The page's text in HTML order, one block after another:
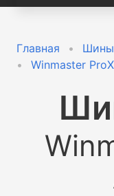
Главная Шины
Winmaster